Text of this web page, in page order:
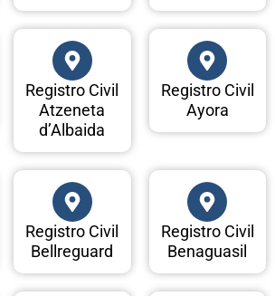
Registro Civil
Atzeneta
d’Albaida
Registro Civil
Ayora
Registro Civil
Bellreguard
Registro Civil
Benaguasil